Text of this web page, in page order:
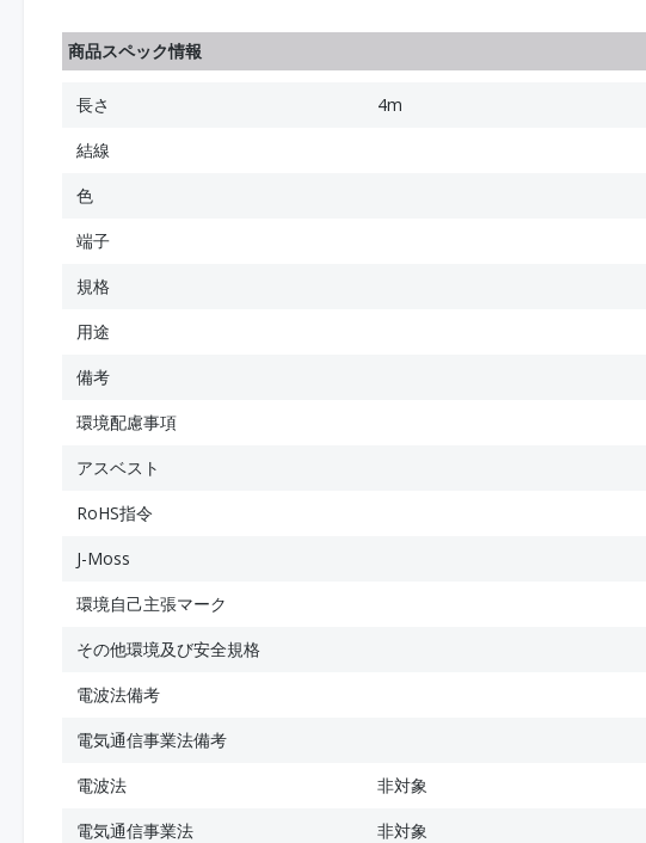
商品スペック情報
長さ
4m
結線
色
端子
規格
用途
備考
環境配慮事項
アスベスト
RoHS指令
J-Moss
環境自己主張マーク
その他環境及び安全規格
電波法備考
電気通信事業法備考
電波法
非対象
電気通信事業法
非対象